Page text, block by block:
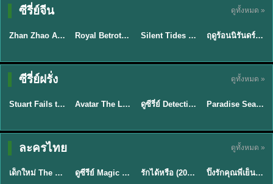
ซีรี่ย์จีน ดูทั้งหมด »
★5
พากย์ไทย
Zhan Zhao Adventures จั่นเจาตะลุยยุทธภพ (2026) พากย์ไทย ซับไทย EP.1-37 (จบ) ★9 Royal Betrothal (2026) สัญญาวิวาห์แห่งราชวงศ์ พากย์ไทย ซับไทย EP1-32 ★9.5 Silent Tides คลื่นลมลวง (2025) พากย์ไทย ซับไทย EP.1-31 ★8.8
พากย์ไทย
ฤดูร้อนนิรันดร์ (2026) Never-Ending Summer พากย์ไทย EP.1-29
ซีรี่ย์ฝรั่ง ดูทั้งหมด »
★9.3
พากย์ไทย
Stuart Fails to Save the Universe สจ๊วตล่มแผนกู้จักรวาล (2026) พากย์ไทย ซับไทย EP.1-10 ★7.8 EP.7Avatar The Last Airbender 2 เณรน้อยเจ้าอภินิหาร พากย์ไทย EP.9ดูซีรี่ย์ Detective Hole (2026) พากย์ไทย HD ฟรี อัปเดตล่าสุด Netflix EP.8
พากย์ไทย
Paradise Season 2 (2026) พากย์ไทย EP1-8 ดูซีรี่ย์ฝรั่ง HD ครบทุกตอน
ละครไทย ดูทั้งหมด »
★ 8 EP.6
พากย์ไทย
เด็กใหม่ The Reset 2026 EP1-6 พากย์ไทย ดูซีรี่ย์ Netflix ล่าสุด HD ดูซีรีย์ Magic Move (2026) ทำนายทายรัก Thai EP.1-10 HD รักได้หรือ (2026) YOUNG Let's Begin Again พากย์ไทย EP.1-19 ★8
พากย์ไทย
ปิ๊งรักคุณพี่เย็นชา (2026) Frozen Valentine EP.1-10 (จบ)